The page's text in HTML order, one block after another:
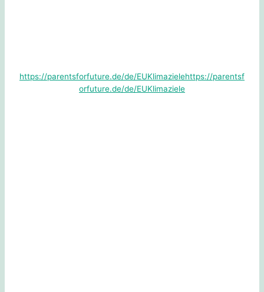
https://parentsforfuture.de/de/EUKlimazielehttps://parentsf
orfuture.de/de/EUKlimaziele